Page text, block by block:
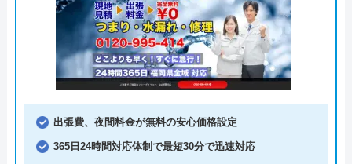
出張費、夜間料金が無料の安心価格設定
365日24時間対応体制で最短30分で迅速対応